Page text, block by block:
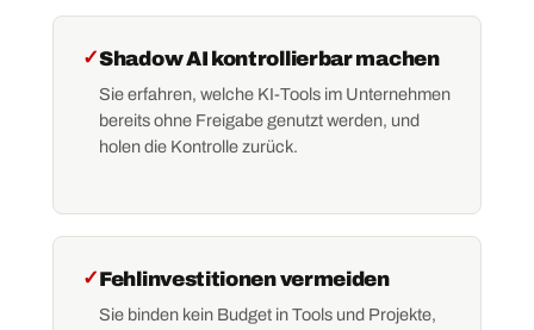
✓Shadow AI kontrollierbar machen
Sie erfahren, welche KI-Tools im Unternehmen
bereits ohne Freigabe genutzt werden, und
holen die Kontrolle zurück.
✓Fehlinvestitionen vermeiden
Sie binden kein Budget in Tools und Projekte,